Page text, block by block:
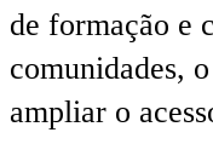
de formação e
comunidades,
ampliar o